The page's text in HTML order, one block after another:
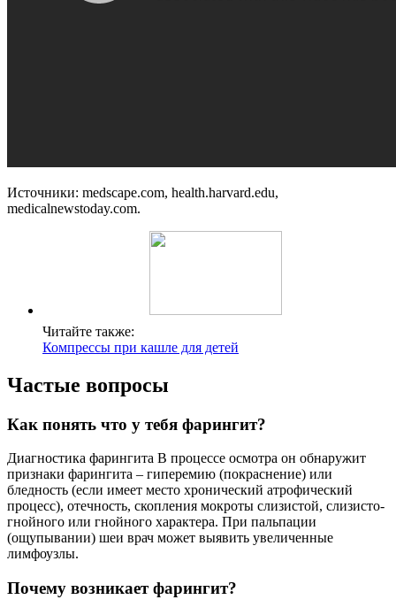
Источники: medscape.com, health.harvard.edu,
medicalnewstoday.com.
Читайте также:
Компрессы при кашле для детей
Частые вопросы
Как понять что у тебя фарингит?
Диагностика фарингита В процессе осмотра он обнаружит
признаки фарингита – гиперемию (покраснение) или
бледность (если имеет место хронический атрофический
процесс), отечность, скопления мокроты слизистой, слизисто-
гнойного или гнойного характера. При пальпации
(ощупывании) шеи врач может выявить увеличенные
лимфоузлы.
Почему возникает фарингит?